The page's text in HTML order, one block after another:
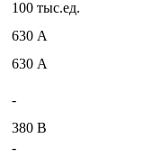
100 тыс.ед.
630 А
630 А
-
380 В
-